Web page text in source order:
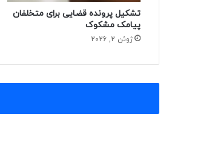
تشکیل پرونده قضایی برای متخلفان
پیامک مشکوک
ژوئن 2, 2026